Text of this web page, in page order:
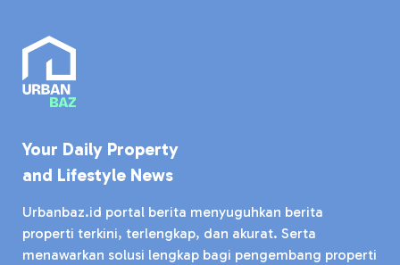
Your Daily Property
and Lifestyle News
Urbanbaz.id portal berita menyuguhkan berita
properti terkini, terlengkap, dan akurat. Serta
menawarkan solusi lengkap bagi pengembang properti